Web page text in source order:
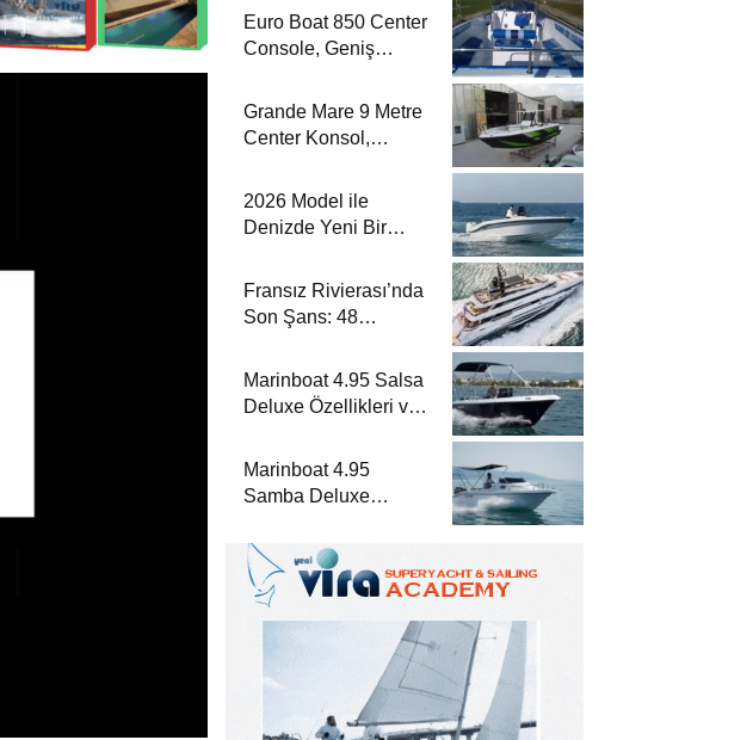
Yapısıyla Yat
Dergisi’nde
Euro Boat 850 Center
Console, Geniş
Yat Dergisi’nde
Grande Mare 9 Metre
Center Konsol,
Çizgisiyle Yat
Dergisi’nde
2026 Model ile
Denizde Yeni Bir
Fransız Rivierası’nda
Son Şans: 48
Mükemmel Bir Yat
Tatili
Marinboat 4.95 Salsa
Deluxe Özellikleri ve
Lüks Tekne
Marinboat 4.95
Samba Deluxe
– A Sınıfı Lüks Tekne